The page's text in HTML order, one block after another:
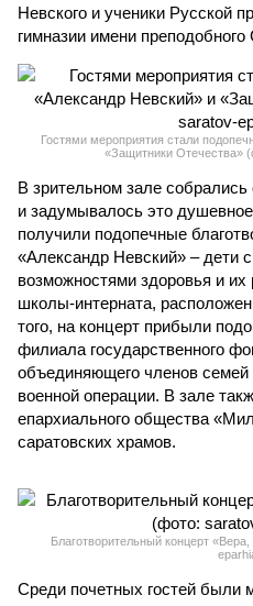
Невского и ученики Русской
гимназии имени
Гостями мероприятия стали
«Защитники Отечества»
В зрительном зале
и задумывалось это
получили подопечные
«Александр Невский» – дети
возможностями здоровья и
школы-интерната,
того, на концерт прибыли
филиала государственного
объединяющего членов семей
военной операции. В зале
епархиального общества
саратовских храмов.
Благотворительный концерт
Среди почетных гостей были